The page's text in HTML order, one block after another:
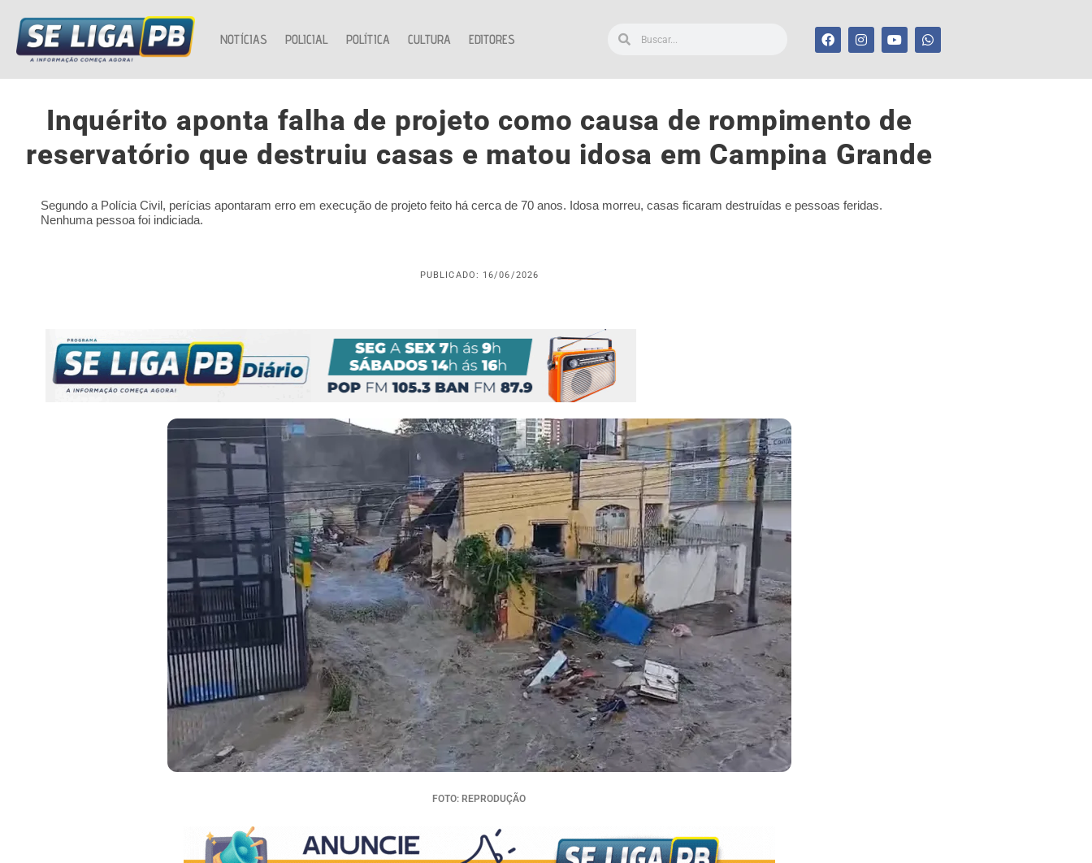
NOTÍCIAS POLICIAL POLÍTICA CULTURA EDITORES
Inquérito aponta falha de projeto como causa de rompimento de
reservatório que destruiu casas e matou idosa em Campina Grande
Segundo a Polícia Civil, perícias apontaram erro em execução de projeto feito há cerca de 70 anos. Idosa morreu, casas ficaram destruídas e pessoas feridas.
Nenhuma pessoa foi indiciada.
PUBLICADO: 16/06/2026
FOTO: REPRODUÇÃO